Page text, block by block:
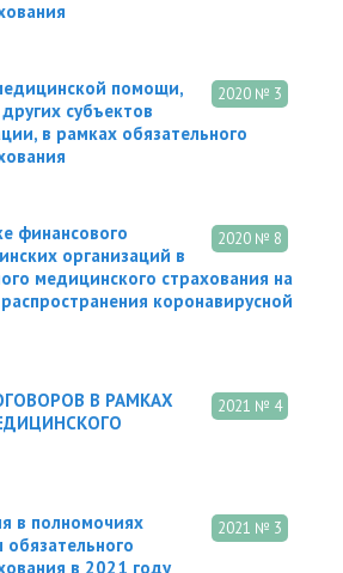
2020 № 3
помощи,
субъектов
в рамках обязательного
2020 № 8
финансового
организаций в
медицинского страхования на
коронавирусной
2021 № 4
В РАМКАХ
2021 № 3
в полномочиях
в 2021 году